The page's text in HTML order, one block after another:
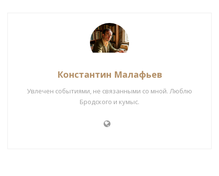
Константин Малафьев
Увлечен событиями, не связанными со мной. Люблю
Бродского и кумыс.